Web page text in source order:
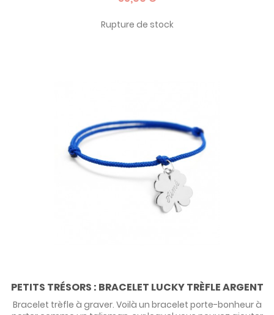
Rupture de stock
PETITS TRÉSORS : BRACELET LUCKY TRÈFLE ARGENT
Bracelet trèfle à graver. Voilà un bracelet porte-bonheur à